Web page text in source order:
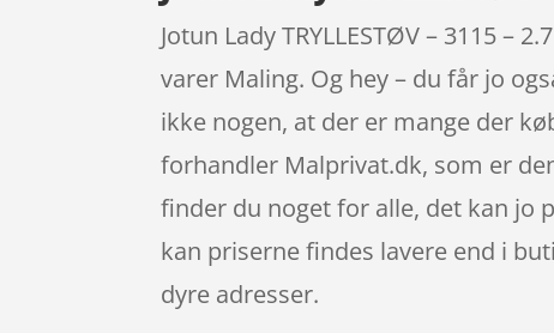
Jotun Lady TRYLLESTØV – 3115 –
varer Maling. Og hey – du får jo
ikke nogen, at der er mange der
forhandler Malprivat.dk, som er
finder du noget for alle, det kan jo
kan priserne findes lavere end i
dyre adresser.